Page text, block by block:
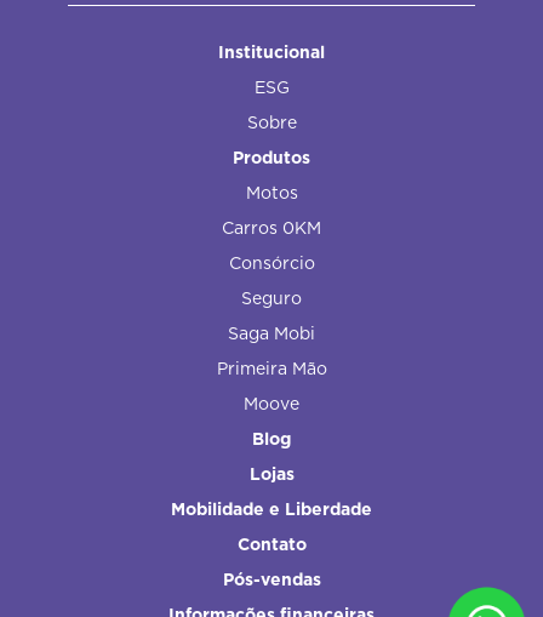
Institucional
ESG
Sobre
Produtos
Motos
Carros 0KM
Consórcio
Seguro
Saga Mobi
Primeira Mão
Moove
Blog
Lojas
Mobilidade e Liberdade
Contato
Pós-vendas